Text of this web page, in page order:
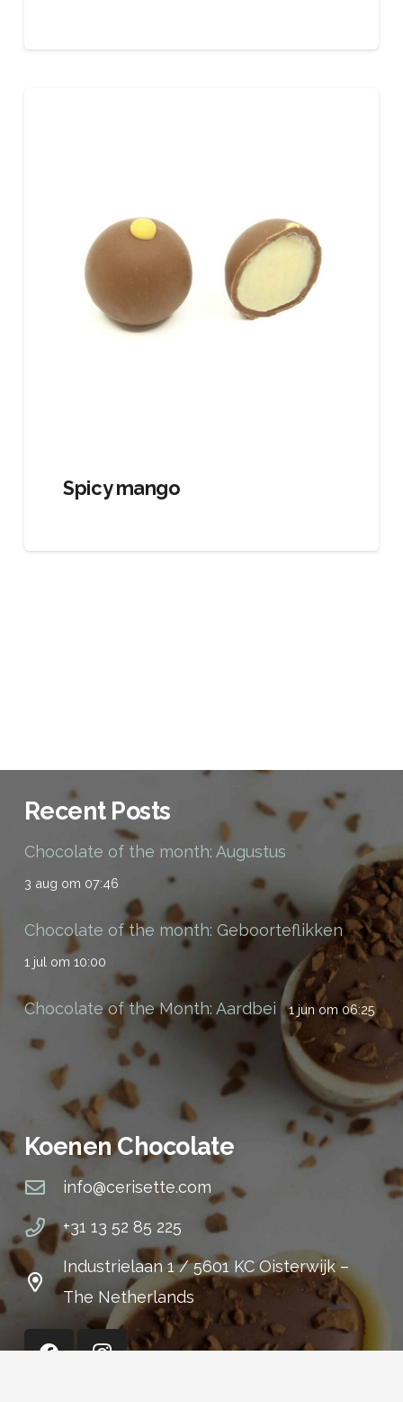
Spicy mango
Recent Posts
Chocolate of the month: Augustus
3 aug om 07:46
Chocolate of the month: Geboorteflikken
1 jul om 10:00
Chocolate of the Month: Aardbei 1 jun om 06:25
Koenen Chocolate
info@cerisette.com
+31 13 52 85 225
Industrielaan 1 / 5601 KC Oisterwijk –
The Netherlands